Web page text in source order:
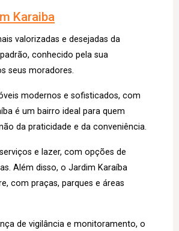
Karaiba
valorizadas e desejadas da
conhecido pela sua
seus moradores.
modernos e sofisticados, com
é um bairro ideal para quem
da praticidade e da conveniência.
e lazer, com opções de
Além disso, o Jardim Karaíba
com praças, parques e áreas
de vigilância e monitoramento, o